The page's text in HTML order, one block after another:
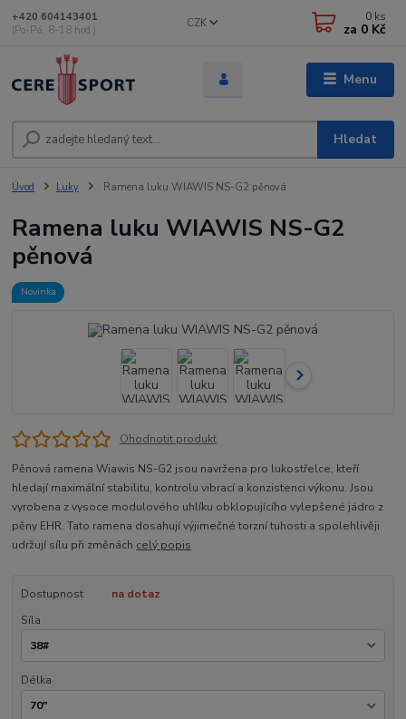
Menu
CZK
Hledat
+420 604143401
(Po-Pá, 8-18 hod.)
0 ks
za 0 Kč
Úvod Luky Ramena luku WIAWIS NS-G2 pěnová
Ramena luku WIAWIS NS-G2
pěnová
Novinka
Ohodnotit produkt
Pěnová ramena Wiawis NS-G2 jsou navržena pro lukostřelce, kteří
hledají maximální stabilitu, kontrolu vibrací a konzistenci výkonu. Jsou
vyrobena z vysoce modulového uhlíku obklopujícího vylepšené jádro z
pěny EHR. Tato ramena dosahují výjimečné torzní tuhosti a spolehlivěji
udržují sílu při změnách celý popis
Dostupnost
na dotaz
Síla
Délka